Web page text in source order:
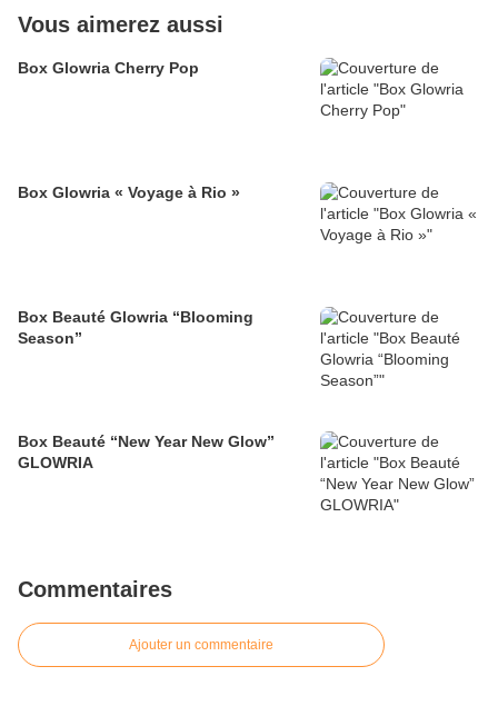
Vous aimerez aussi
Box Glowria Cherry Pop
Box Glowria « Voyage à Rio »
Box Beauté Glowria “Blooming
Season”
Box Beauté “New Year New Glow”
GLOWRIA
Commentaires
Ajouter un commentaire